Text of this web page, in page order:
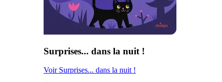
Surprises... dans la nuit !
Voir Surprises... dans la nuit !